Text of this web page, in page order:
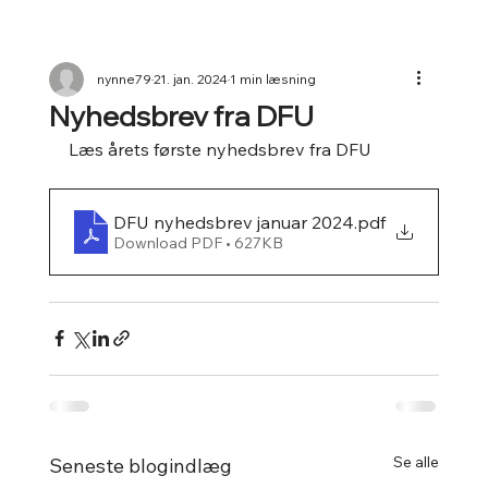
Nyhedsbrev fra DFU
nynne7921. jan. 20241 min læsning
Læs årets første nyhedsbrev fra DFU
DFU nyhedsbrev januar 2024.pdf
Download PDF • 627KB
Seneste blogindlæg Se alle